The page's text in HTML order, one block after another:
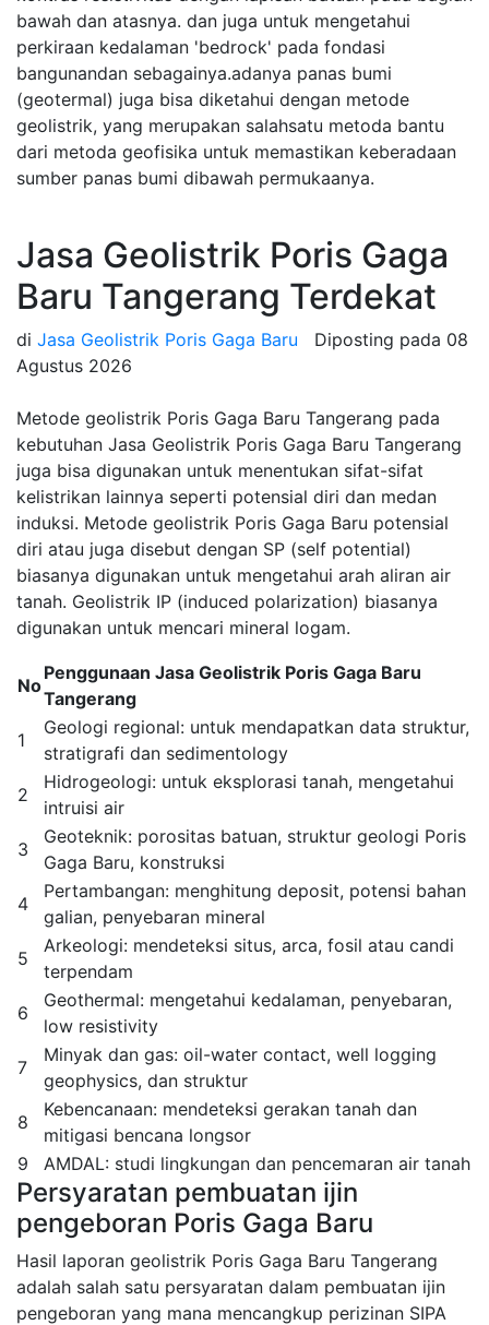
bawah dan atasnya. dan juga untuk mengetahui
perkiraan kedalaman 'bedrock' pada fondasi
bangunandan sebagainya.adanya panas bumi
(geotermal) juga bisa diketahui dengan metode
geolistrik, yang merupakan salahsatu metoda bantu
dari metoda geofisika untuk memastikan keberadaan
sumber panas bumi dibawah permukaanya.
Jasa Geolistrik Poris Gaga
Baru Tangerang Terdekat
di Jasa Geolistrik Poris Gaga Baru Diposting pada 08
Agustus 2026
Metode geolistrik Poris Gaga Baru Tangerang pada
kebutuhan Jasa Geolistrik Poris Gaga Baru Tangerang
juga bisa digunakan untuk menentukan sifat-sifat
kelistrikan lainnya seperti potensial diri dan medan
induksi. Metode geolistrik Poris Gaga Baru potensial
diri atau juga disebut dengan SP (self potential)
biasanya digunakan untuk mengetahui arah aliran air
tanah. Geolistrik IP (induced polarization) biasanya
digunakan untuk mencari mineral logam.
No
Penggunaan Jasa Geolistrik Poris Gaga Baru
Tangerang
1
Geologi regional: untuk mendapatkan data struktur,
stratigrafi dan sedimentology
2
Hidrogeologi: untuk eksplorasi tanah, mengetahui
intruisi air
3
Geoteknik: porositas batuan, struktur geologi Poris
Gaga Baru, konstruksi
4
Pertambangan: menghitung deposit, potensi bahan
galian, penyebaran mineral
5
Arkeologi: mendeteksi situs, arca, fosil atau candi
terpendam
6
Geothermal: mengetahui kedalaman, penyebaran,
low resistivity
7
Minyak dan gas: oil-water contact, well logging
geophysics, dan struktur
8
Kebencanaan: mendeteksi gerakan tanah dan
mitigasi bencana longsor
9
AMDAL: studi lingkungan dan pencemaran air tanah
Persyaratan pembuatan ijin
pengeboran Poris Gaga Baru
Hasil laporan geolistrik Poris Gaga Baru Tangerang
adalah salah satu persyaratan dalam pembuatan ijin
pengeboran yang mana mencangkup perizinan SIPA